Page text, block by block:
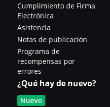
Cumplimiento de Firma
Electrónica
Asistencia
Notas de publicación
Programa de
recompensas por
errores
¿Qué hay de nuevo?
Nuevo